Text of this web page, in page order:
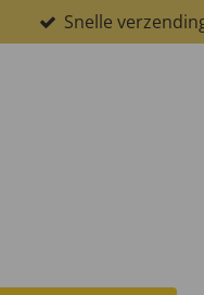
Snelle